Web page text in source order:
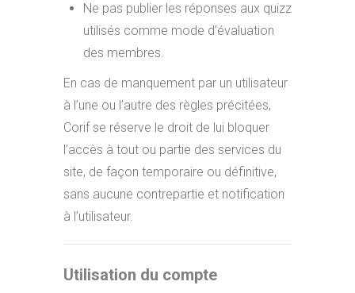
Ne pas publier les réponses aux quizz
utilisés comme mode d’évaluation
des membres.
En cas de manquement par un utilisateur
à l’une ou l’autre des règles précitées,
Corif se réserve le droit de lui bloquer
l’accès à tout ou partie des services du
site, de façon temporaire ou définitive,
sans aucune contrepartie et notification
à l’utilisateur.
Utilisation du compte